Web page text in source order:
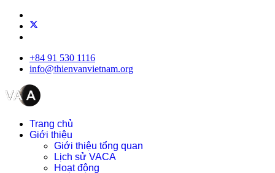
+84 91 530 1116
info@thienvanvietnam.org
Trang chủ
Giới thiệu
Giới thiệu tổng quan
Lịch sử VACA
Hoạt động